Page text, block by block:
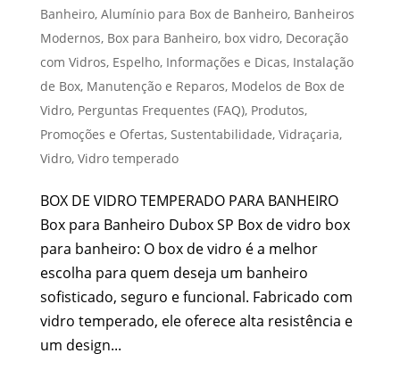
Banheiro, Alumínio para Box de Banheiro, Banheiros
Modernos, Box para Banheiro, box vidro, Decoração
com Vidros, Espelho, Informações e Dicas, Instalação
de Box, Manutenção e Reparos, Modelos de Box de
Vidro, Perguntas Frequentes (FAQ), Produtos,
Promoções e Ofertas, Sustentabilidade, Vidraçaria,
Vidro, Vidro temperado
BOX DE VIDRO TEMPERADO PARA BANHEIRO
Box para Banheiro Dubox SP Box de vidro box
para banheiro: O box de vidro é a melhor
escolha para quem deseja um banheiro
sofisticado, seguro e funcional. Fabricado com
vidro temperado, ele oferece alta resistência e
um design...